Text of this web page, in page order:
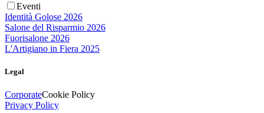
Eventi
Identità Golose 2026
Salone del Risparmio 2026
Fuorisalone 2026
L'Artigiano in Fiera 2025
Legal
CorporateCookie Policy
Privacy Policy